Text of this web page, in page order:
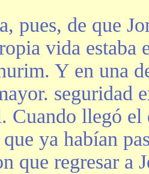
pues, de que
vida estaba
Y en una
seguridad
Cuando llegó
ya habían
que regresar a